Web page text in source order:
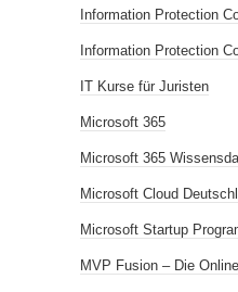
Information Protection
Information Protection
IT Kurse für Juristen
Microsoft 365
Microsoft 365
Microsoft Cloud
Microsoft Startup
MVP Fusion – Die